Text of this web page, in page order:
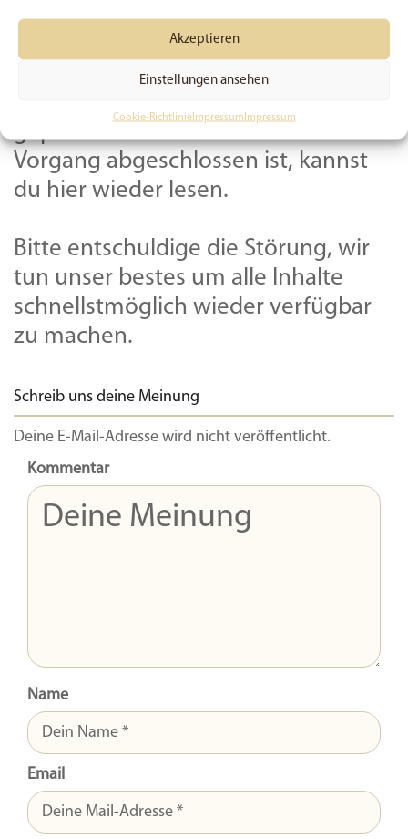
Akzeptieren
Einstellungen ansehen
Cookie-RichtlinieImpressum Impressum
rechtlichen Prüfung vorerst nur
teilweise verfügbar.
geprüft und aktualisiert. Sobald der
Vorgang abgeschlossen ist, kannst
du hier wieder lesen.
Bitte entschuldige die Störung, wir
tun unser bestes um alle Inhalte
schnellstmöglich wieder verfügbar
zu machen.
Schreib uns deine Meinung
Deine E-Mail-Adresse wird nicht veröffentlicht.
Kommentar
Name
Email